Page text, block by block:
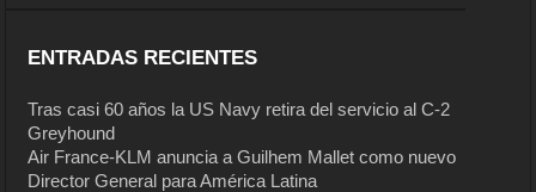
ENTRADAS RECIENTES
Tras casi 60 años la US Navy retira del servicio al C-2
Greyhound
Air France-KLM anuncia a Guilhem Mallet como nuevo
Director General para América Latina